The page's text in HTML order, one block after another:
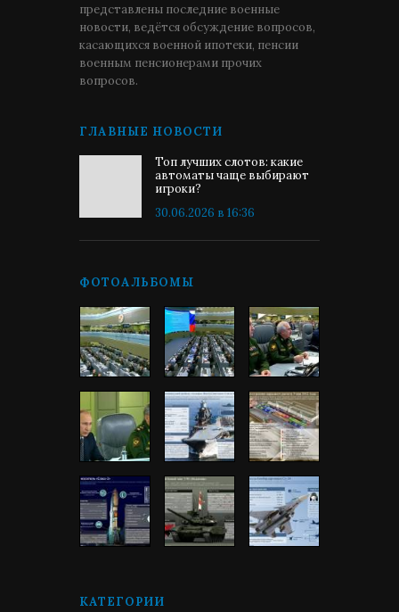
представлены последние военные
новости, ведётся обсуждение вопросов,
касающихся военной ипотеки, пенсии
военным пенсионерами прочих
вопросов.
ГЛАВНЫЕ НОВОСТИ
Топ лучших слотов: какие
автоматы чаще выбирают
игроки?
30.06.2026 в 16:36
ФОТОАЛЬБОМЫ
КАТЕГОРИИ